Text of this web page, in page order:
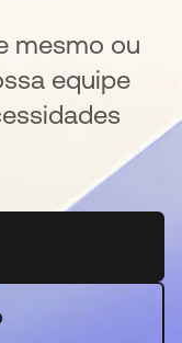
mesmo ou
equipe
uma nova guia